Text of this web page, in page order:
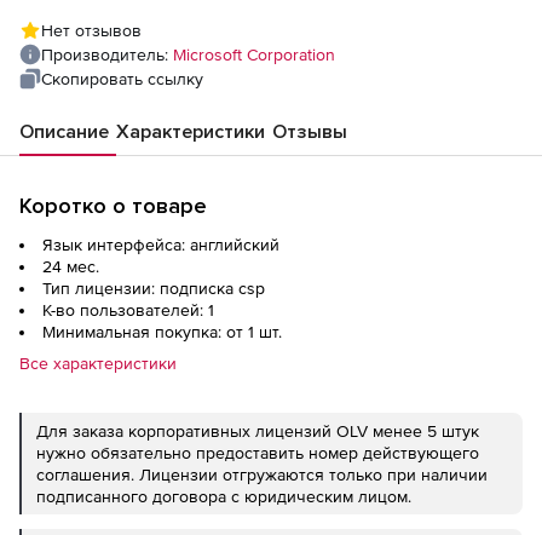
Year Acquired Year 2 - Win - Single Language
Нет отзывов
Производитель: Microsoft Corporation
Скопировать ссылку
Описание Характеристики Отзывы
Коротко о товаре
Язык интерфейса: английский
24 мес.
Тип лицензии: подписка csp
К-во пользователей: 1
Минимальная покупка: от 1 шт.
Все характеристики
Для заказа корпоративных лицензий OLV менее 5 штук
нужно обязательно предоставить номер действующего
соглашения. Лицензии отгружаются только при наличии
подписанного договора с юридическим лицом.